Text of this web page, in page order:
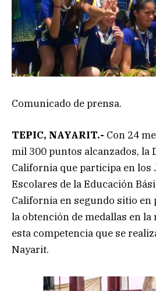
Comunicado de prensa.
TEPIC, NAYARIT.- Con 24
mil 300 puntos alcanzados, la
California que participa en los
Escolares de la Educación
California en segundo sitio en
la obtención de medallas en
esta competencia que se
Nayarit.